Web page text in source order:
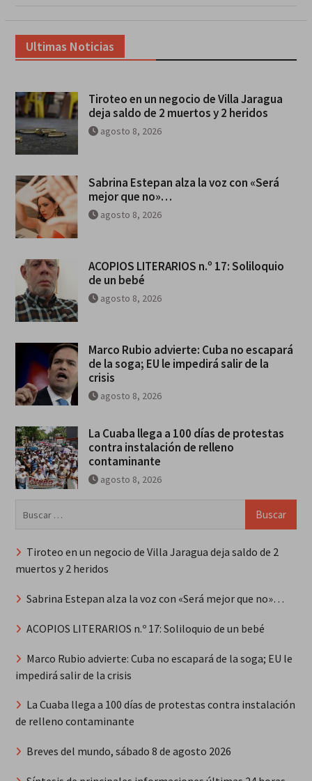
Ultimas Noticias
Tiroteo en un negocio de Villa Jaragua
deja saldo de 2 muertos y 2 heridos
agosto 8, 2026
Sabrina Estepan alza la voz con «Será
mejor que no»…
agosto 8, 2026
ACOPIOS LITERARIOS n.º 17: Soliloquio
de un bebé
agosto 8, 2026
Marco Rubio advierte: Cuba no escapará
de la soga; EU le impedirá salir de la
crisis
agosto 8, 2026
La Cuaba llega a 100 días de protestas
contra instalación de relleno
contaminante
agosto 8, 2026
Tiroteo en un negocio de Villa Jaragua deja saldo de 2
muertos y 2 heridos
Sabrina Estepan alza la voz con «Será mejor que no»…
ACOPIOS LITERARIOS n.º 17: Soliloquio de un bebé
Marco Rubio advierte: Cuba no escapará de la soga; EU le
impedirá salir de la crisis
La Cuaba llega a 100 días de protestas contra instalación
de relleno contaminante
Breves del mundo, sábado 8 de agosto 2026